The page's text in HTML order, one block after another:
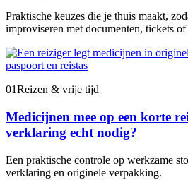
Praktische keuzes die je thuis maakt,
improviseren met documenten, tickets
01Reizen & vrije tijd
Medicijnen mee op een korte
verklaring echt nodig?
Een praktische controle op werkzame
verklaring en originele verpakking.